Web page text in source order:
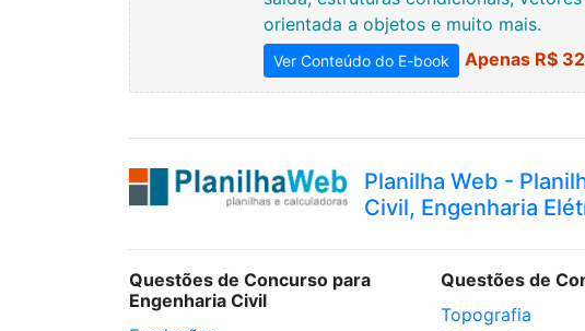
orientada a objetos e muito mais.
Ver Conteúdo do E-book Apenas R$
Planilha Web -
Civil, Engenharia
Questões de Concurso para
Engenharia Civil
Questões de
Topografia